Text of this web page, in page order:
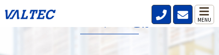
MENU
VALTECミニPCとは?
データレス、パスワードレス、強固なセキュリティ機能を標準搭